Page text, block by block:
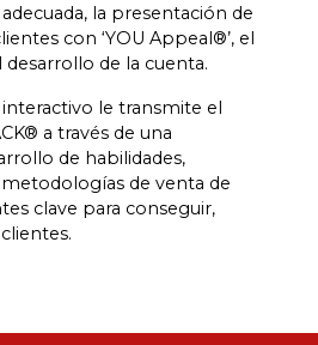
la presentación de
con ‘YOU Appeal®’, el
desarrollo de la cuenta.
le transmite el
a través de una
de habilidades,
de venta de
clave para conseguir,